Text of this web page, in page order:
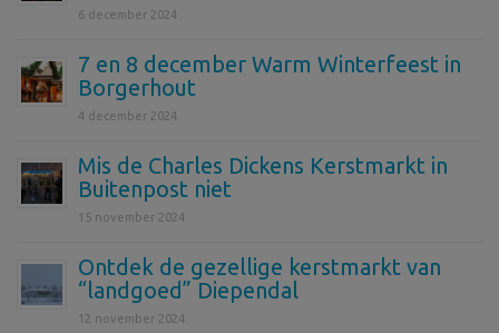
6 december 2024
7 en 8 december Warm Winterfeest in
Borgerhout
4 december 2024
Mis de Charles Dickens Kerstmarkt in
Buitenpost niet
15 november 2024
Ontdek de gezellige kerstmarkt van
“landgoed” Diependal
12 november 2024